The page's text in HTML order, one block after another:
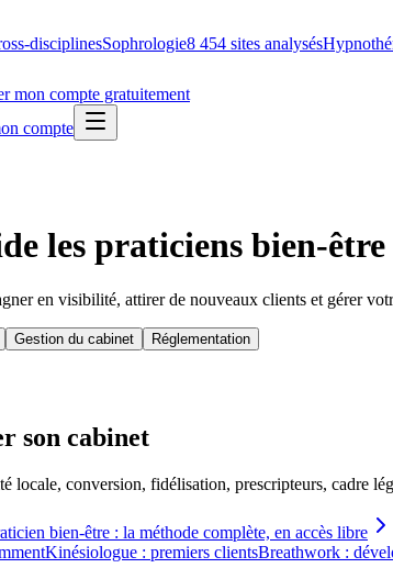
disciplinesSophrologie8 454 sites analysés
mon compte gratuitement
compte
les praticiens bien-
en visibilité, attirer de nouveaux clients et gérer
Gestion du cabinet Réglementation
son cabinet
locale, conversion, fidélisation, prescripteurs, cadre
bien-être : la méthode complète, en accès libre
Kinésiologue : premiers clientsBreathwork :